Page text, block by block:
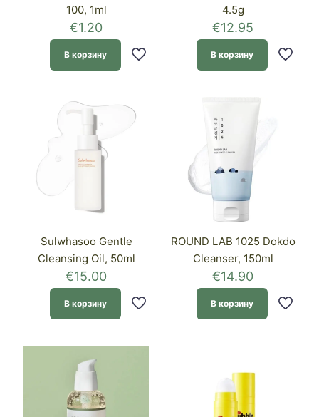
100, 1ml
€1.20
В корзину
4.5g
€12.95
В корзину
Sulwhasoo Gentle
Cleansing Oil, 50ml
€15.00
В корзину
ROUND LAB 1025 Dokdo
Cleanser, 150ml
€14.90
В корзину